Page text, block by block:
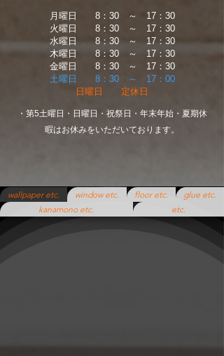
​月曜日 8：30 ～ 17：30
火曜日 8：30 ～ 17：30
水曜日 8：30 ～ 17：30
木曜日 8：30 ～ 17：30
金曜日 8：30 ～ 17：30
土曜日 8：30 ～ 17：00
日曜日 定休日
・第5土曜日・日曜日・祝祭日・年末年始・夏期休
暇はお休みをいただいております。
wallpaper etc. window etc. floor etc.
glue etc.
kanamono etc.
etc.